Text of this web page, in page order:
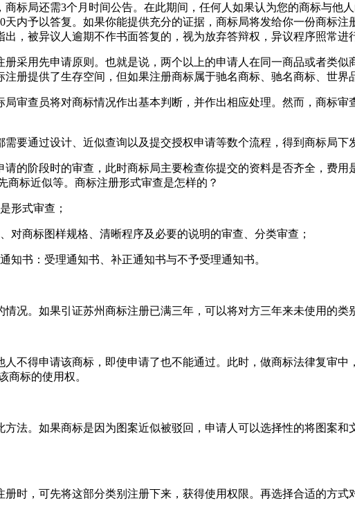
标局还需3个月时间公告。在此期间，任何人如果认为您的商标与他
内予以答复。如果你能提供充分的证据，商标局将发给你一份商标
，被异议人逾期不作书面答复的，视为放弃答辩权，异议程序照常进
采用先申请原则。也就是说，两个以上的申请人在同一商品或者类
册提供了生存空间，但如果注册商标属于驰名商标、驰名商标、世界
审查员将对商标情况作出基本判断，并作出相应处理。然而，商标
要通过设计、近似查询以及提交授权申请等数个流程，得到商标局
的阶段时的审查，此时商标局主要检查你提交的资料是否齐全，费
商标近似等。商标注册形式审查是怎样的？
形式审查；
对商标图样规格、清晰程序及必要的说明的审查、分类审查；
知书：受理通知书、补正通知书与不予受理通知书。
况。如果引证苏州商标注册已满三年，可以将对方三年来未使用的
不得申请该商标，即使申请了也不能通过。此时，做商标法律复审
商标的使用权。
法。如果商标是因为图案近似被驳回，申请人可以选择性的将图案
时，可先将这部分类别注册下来，获得使用权限。再选择合适的方式